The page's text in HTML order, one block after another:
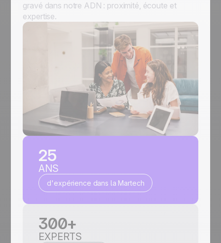
gravé dans notre ADN : proximité, écoute et
expertise.
25
ANS
d'expérience dans la Martech
300+
EXPERTS